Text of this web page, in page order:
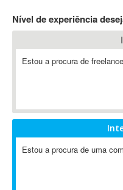
A2Billing
Ab Initio
ABIS
AbleCommerce
Ableton
Nível de experiência
Estou a procura de
Estou a procura de uma